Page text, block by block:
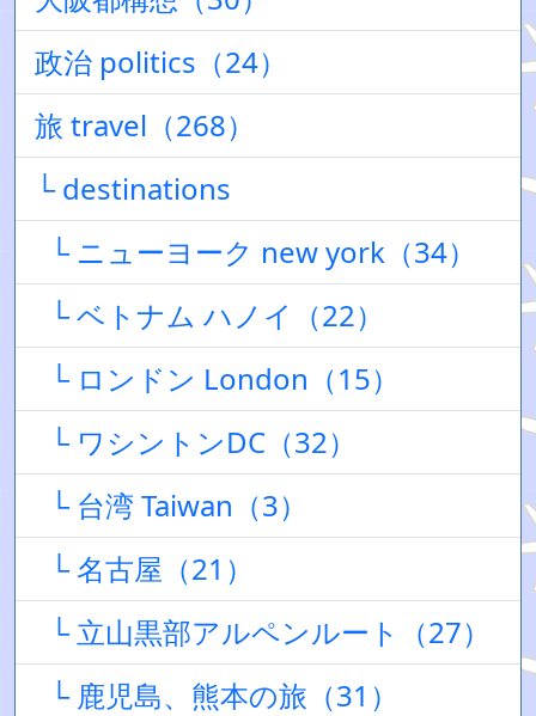
政治 politics（24）
旅 travel（268）
└ destinations
└ ニューヨーク new york（34）
└ ベトナム ハノイ（22）
└ ロンドン London（15）
└ ワシントンDC（32）
└ 台湾 Taiwan（3）
└ 名古屋（21）
└ 立山黒部アルペンルート（27）
└ 鹿児島、熊本の旅（31）